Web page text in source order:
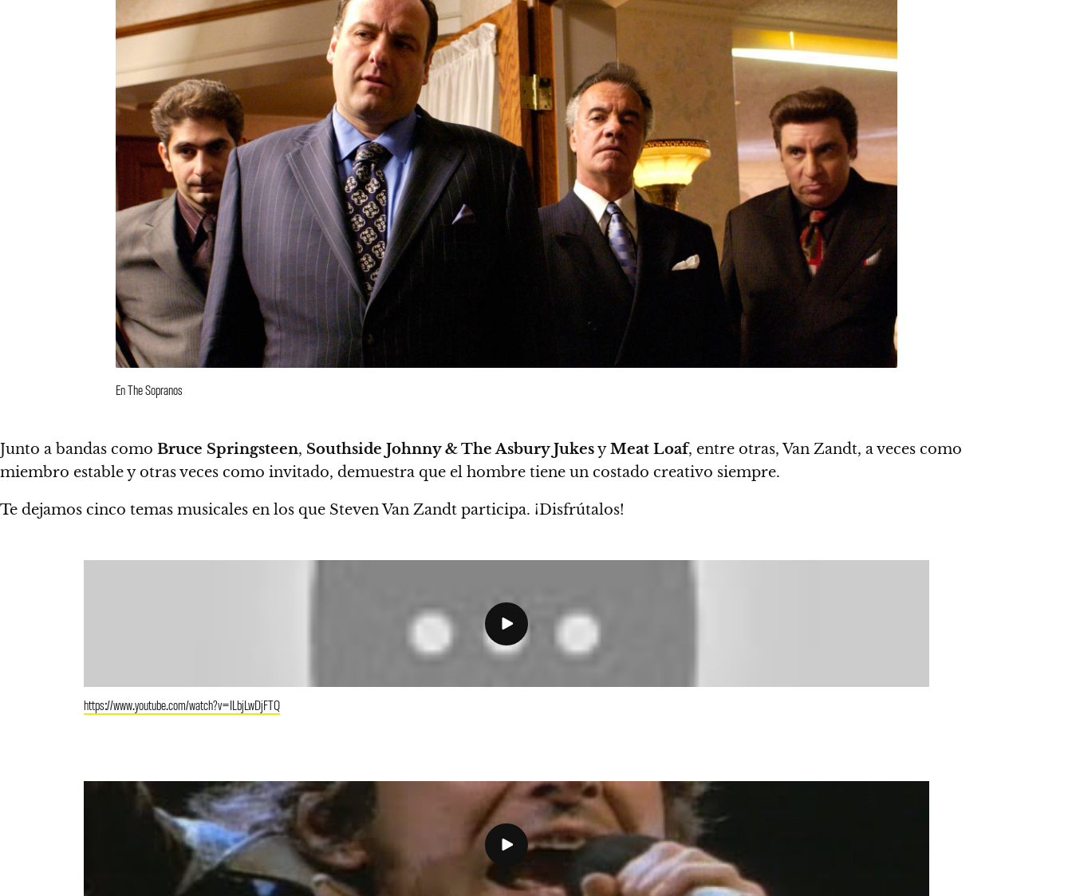
En The Sopranos
Junto a bandas como Bruce Springsteen, Southside Johnny & The Asbury JukesyMeat Loaf, entre otras, Van Zandt, a veces como
miembro estable y otras veces como invitado, demuestra que el hombre tiene un costado creativo siempre.
Te dejamos cinco temas musicales en los que Steven Van Zandt participa. ¡Disfrútalos!
https://www.youtube.com/watch?v=ILbjLwDjFTQ